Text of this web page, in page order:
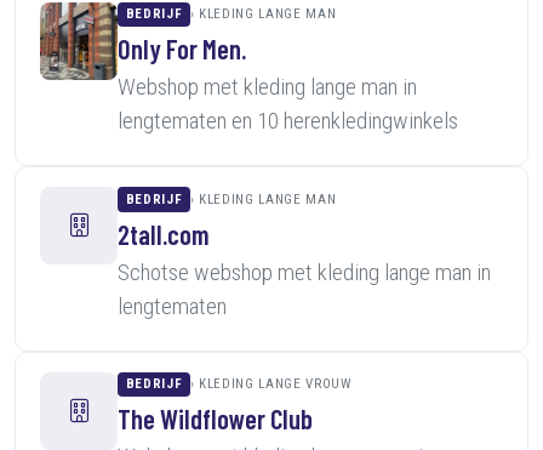
BEDRIJF KLEDING LANGE MAN
Only For Men.
Webshop met kleding lange man in
lengtematen en 10 herenkledingwinkels
BEDRIJF KLEDING LANGE MAN
2tall.com
Schotse webshop met kleding lange man in
lengtematen
BEDRIJF KLEDING LANGE VROUW
The Wildflower Club